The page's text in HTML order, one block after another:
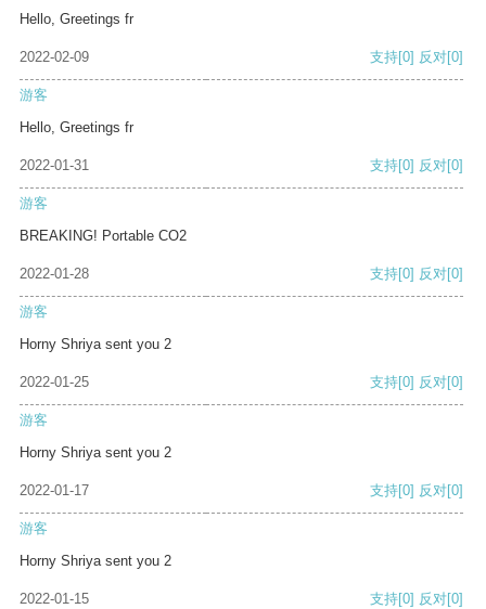
Hello, Greetings fr
2022-02-09 支持[0] 反对[0]
游客
Hello, Greetings fr
2022-01-31 支持[0] 反对[0]
游客
BREAKING! Portable CO2
2022-01-28 支持[0] 反对[0]
游客
Horny Shriya sent you 2
2022-01-25 支持[0] 反对[0]
游客
Horny Shriya sent you 2
2022-01-17 支持[0] 反对[0]
游客
Horny Shriya sent you 2
2022-01-15 支持[0] 反对[0]